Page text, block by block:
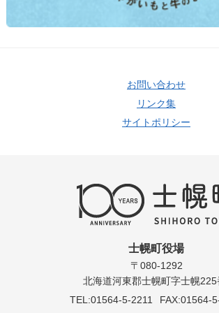
お問い合わせ
リンク集
サイトポリシー
士幌町役場
〒080-1292
北海道河東郡士幌町字士幌225
TEL:01564-5-2211
FAX:01564-